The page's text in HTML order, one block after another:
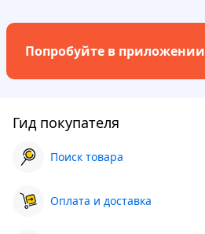
Попробуйте в приложении
Гид покупателя
Поиск товара
Оплата и доставка